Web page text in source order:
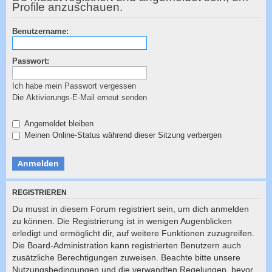
Profile anzuschauen.
Benutzername:
Passwort:
Ich habe mein Passwort vergessen
Die Aktivierungs-E-Mail erneut senden
Angemeldet bleiben
Meinen Online-Status während dieser Sitzung verbergen
REGISTRIEREN
Du musst in diesem Forum registriert sein, um dich anmelden
zu können. Die Registrierung ist in wenigen Augenblicken
erledigt und ermöglicht dir, auf weitere Funktionen zuzugreifen.
Die Board-Administration kann registrierten Benutzern auch
zusätzliche Berechtigungen zuweisen. Beachte bitte unsere
Nutzungsbedingungen und die verwandten Regelungen, bevor